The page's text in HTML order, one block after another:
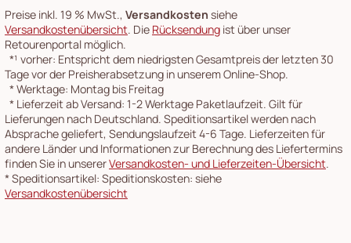
Preise inkl. 19 % MwSt., Versandkosten siehe
Versandkostenübersicht. Die Rücksendung ist über unser
Retourenportal möglich.
*¹ vorher: Entspricht dem niedrigsten Gesamtpreis der letzten 30
Tage vor der Preisherabsetzung in unserem Online-Shop.
*Werktage: Montag bis Freitag
* Lieferzeit ab Versand: 1-2 Werktage Paketlaufzeit. Gilt für
Lieferungen nach Deutschland. Speditionsartikel werden nach
Absprache geliefert, Sendungslaufzeit 4-6 Tage. Lieferzeiten für
andere Länder und Informationen zur Berechnung des Liefertermins
finden Sie in unsererVersandkosten- und Lieferzeiten-Übersicht.
*Speditionsartikel: Speditionskosten: siehe
Versandkostenübersicht